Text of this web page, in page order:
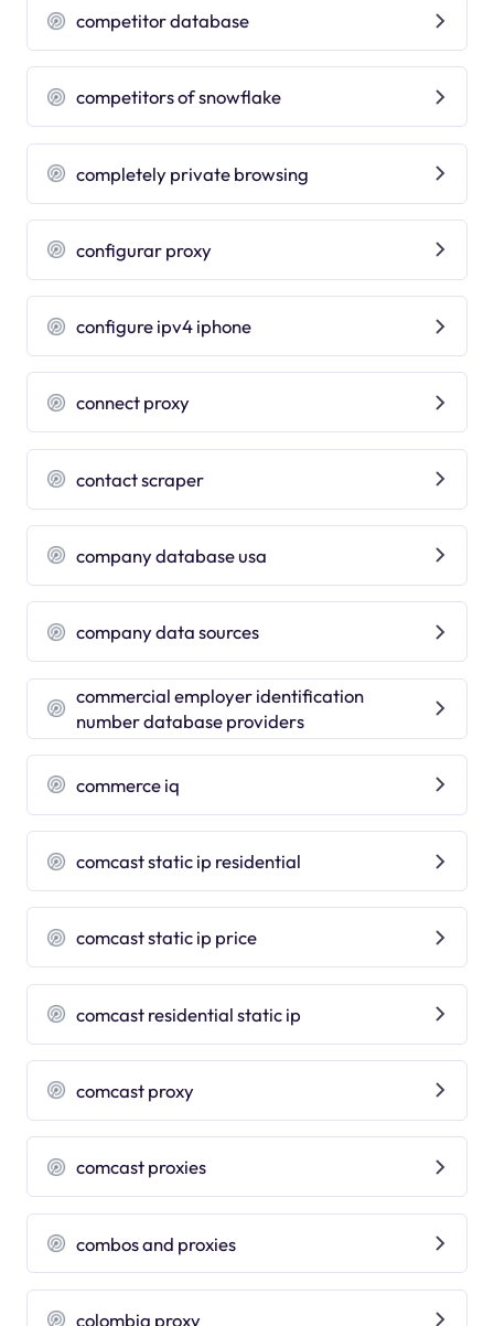
competitor database
competitors of snowflake
completely private browsing
configurar proxy
configure ipv4 iphone
connect proxy
contact scraper
company database usa
company data sources
commercial employer identification
number database providers
commerce iq
comcast static ip residential
comcast static ip price
comcast residential static ip
comcast proxy
comcast proxies
combos and proxies
colombia proxy